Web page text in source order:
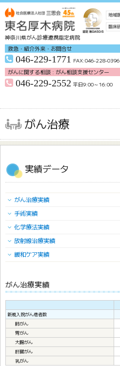
神奈川県がん診療連携指定病院
救急・紹介外来・お問合せ
046-229-1771 FAX:046-228-0396
がんに関する相談 : がん相談支援センター
046-229-2552 平日9:00～16:00
ホーム
医療支援部門
がん治療
実績データ
がん治療実績
手術実績
化学療法実績
放射線治療実績
緩和ケア実績
がん治療実績
新規入院がん患者数
肺がん
胃がん
大腸がん
肝臓がん
乳がん